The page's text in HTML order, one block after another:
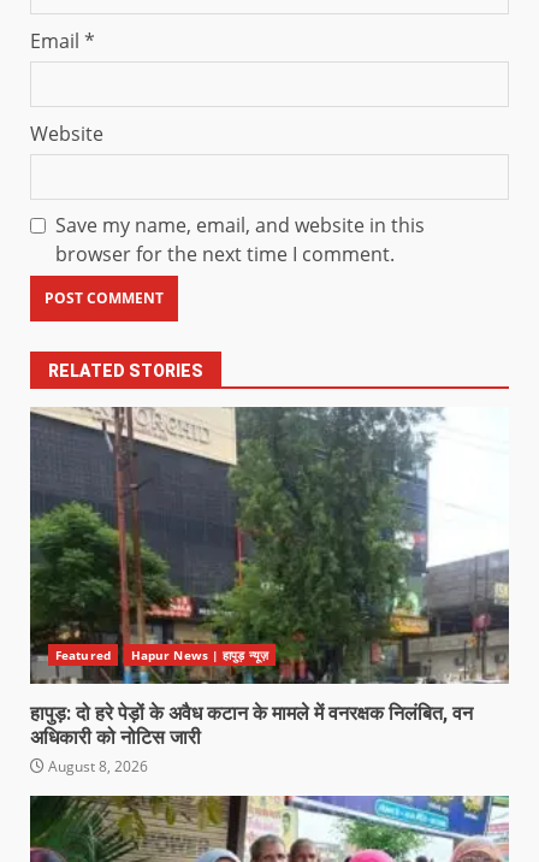
Email *
Website
Save my name, email, and website in this
browser for the next time I comment.
RELATED STORIES
Featured Hapur News | हापुड़ न्यूज़
हापुड़: दो हरे पेड़ों के अवैध कटान के मामले में वनरक्षक निलंबित, वन
अधिकारी को नोटिस जारी
August 8, 2026